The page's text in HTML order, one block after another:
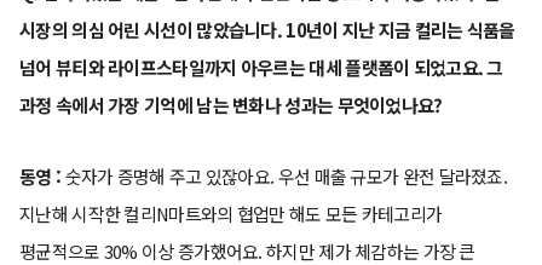
시장의 의심 어린 시선이 많았습니다. 10년이 지난 지금 컬리는 식품을
넘어 뷰티와 라이프스타일까지 아우르는 대세 플랫폼이 되었고요. 그
과정 속에서 가장 기억에 남는 변화나 성과는 무엇이었나요?
동영 :숫자가 증명해 주고 있잖아요. 우선 매출 규모가 완전 달라졌죠.
지난해 시작한 컬리N마트와의 협업만 해도 모든 카테고리가
평균적으로 30% 이상 증가했어요. 하지만 제가 체감하는 가장 큰